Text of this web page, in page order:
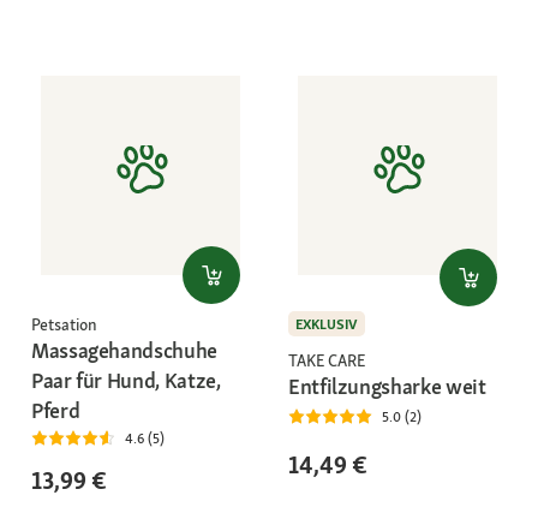
Petsation
Massagehandschuhe
Paar für Hund, Katze,
Pferd
4.6 (5)
13,99 €
EXKLUSIV
TAKE CARE
Entfilzungsharke weit
5.0 (2)
14,49 €